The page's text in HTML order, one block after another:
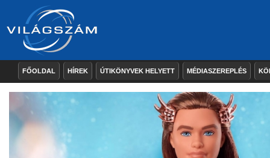
FŐOLDAL HÍREK ÚTIKÖNYVEK HELYETT MÉDIASZEREPLÉS